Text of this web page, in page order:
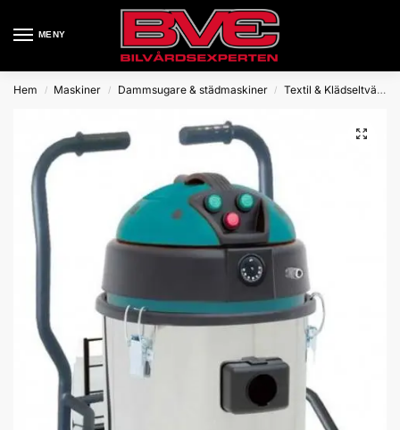
MENY
Hem / Maskiner / Dammsugare & städmaskiner / Textil & Klädseltvättar